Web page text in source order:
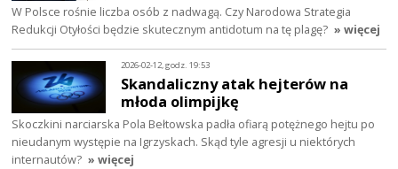
W Polsce rośnie liczba osób z nadwagą. Czy Narodowa Strategia
Redukcji Otyłości będzie skutecznym antidotum na tę plagę? » więcej
2026-02-12, godz. 19:53
Skandaliczny atak hejterów na
młoda olimpijkę
Skoczkini narciarska Pola Bełtowska padła ofiarą potężnego hejtu po
nieudanym występie na Igrzyskach. Skąd tyle agresji u niektórych
internautów? » więcej